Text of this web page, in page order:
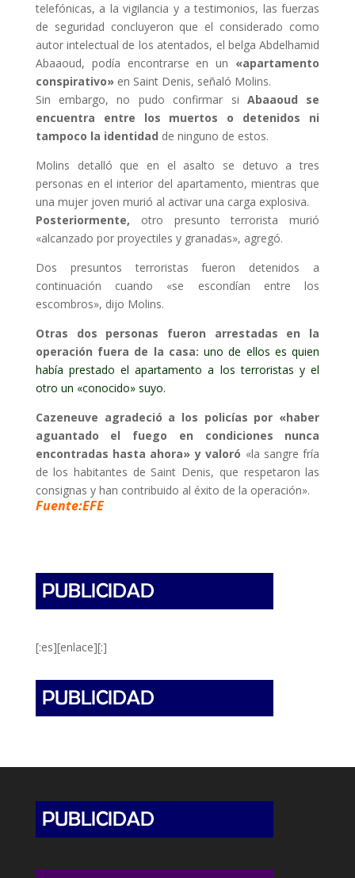
telefónicas, a la vigilancia y a testimonios, las fuerzas
de seguridad concluyeron que el considerado como
autor intelectual de los atentados, el belga Abdelhamid
Abaaoud, podía encontrarse en un «apartamento
conspirativo» en Saint Denis, señaló Molins.
Sin embargo, no pudo confirmar si Abaaoud se
encuentra entre los muertos o detenidos ni
tampoco la identidad de ninguno de estos.
Molins detalló que en el asalto se detuvo a tres
personas en el interior del apartamento, mientras que
una mujer joven murió al activar una carga explosiva.
Posteriormente, otro presunto terrorista murió
«alcanzado por proyectiles y granadas», agregó.
Dos presuntos terroristas fueron detenidos a
continuación cuando «se escondían entre los
escombros», dijo Molins.
Otras dos personas fueron arrestadas en la
operación fuera de la casa: uno de ellos es quien
había prestado el apartamento a los terroristas y el
otro un «conocido» suyo.
Cazeneuve agradeció a los policías por «haber
aguantado el fuego en condiciones nunca
encontradas hasta ahora» y valoró «la sangre fría
de los habitantes de Saint Denis, que respetaron las
consignas y han contribuido al éxito de la operación».
Fuente:EFE
[:es][enlace][:]